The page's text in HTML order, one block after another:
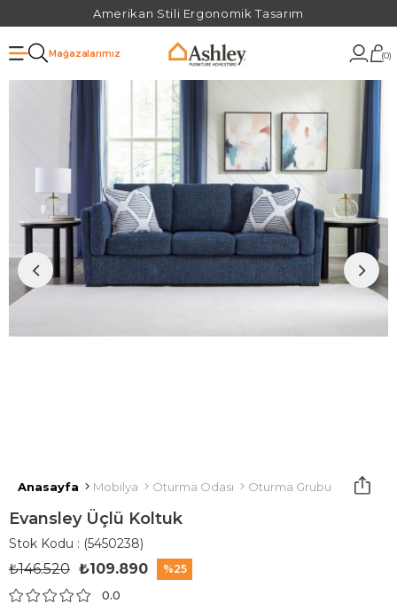
Amerikan Stili Ergonomik Tasarım
Mağazalarımız 0
Anasayfa Mobilya Oturma Odası Oturma Grubu Üçlü
Evansley Üçlü Koltuk
Stok Kodu (5450238)
₺146.520 ₺109.890 25
0.0